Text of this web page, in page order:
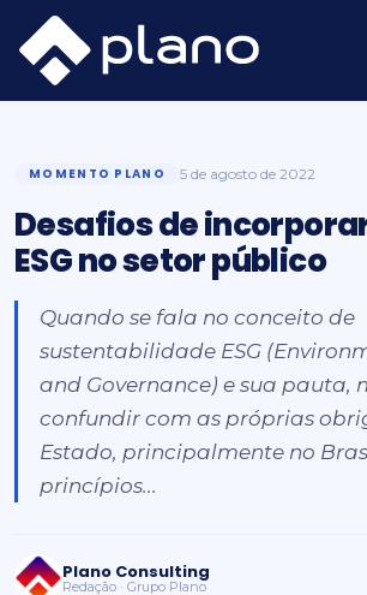
para
conteúdo
Plano Insights/Momento Plano/
Desafios de incorporar práticas ESG no setor
MOMENTO PLANO 5 de agosto de 2022
Desafios de
ESG no setor público
Quando se fala no conceito de
sustentabilidade ESG
and Governance) e sua pauta,
confundir com as próprias
Estado, principalmente no
princípios...
Plano Consulting
Redação · Grupo Plano